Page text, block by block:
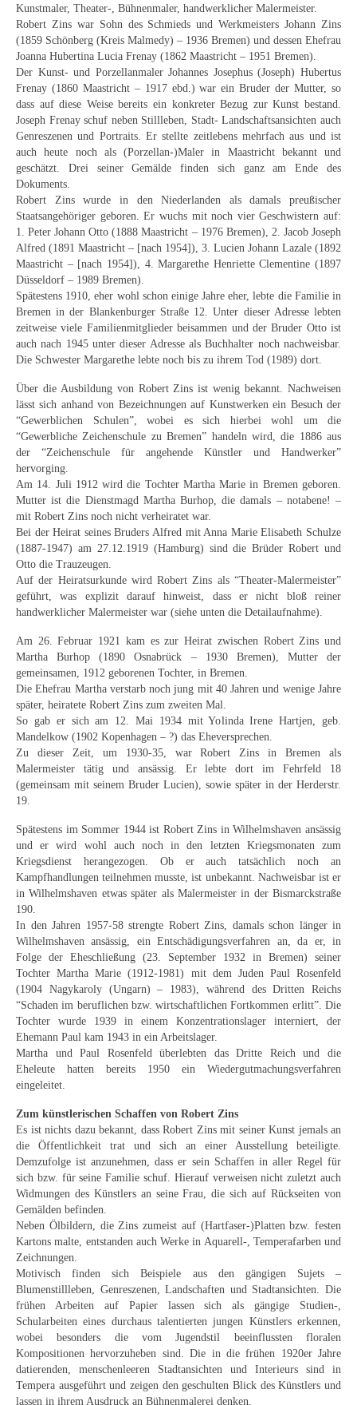
Weitere Künstler nach 1945
Unbekannt
Autographen / Dokumente
Herkunft & Wirkungsstätte
Berliner Künstler
Fränkische Künstler
Hamburger Künstler
Münchner Künstler
Pfälzer Künstler
Schwäbische Künstler
Expressiver Realismus
Motive
Abstraktion
Industrie & Arbeit
Mediterrane Landschaft
Norddeutsche Landschaften
Süddeutsche Landschaft
Selbstbildnisse
Stillleben
Neues
Tägliche Dosis Kunst
Themenflyer
Themenflyer: Buch und Schrift in der Kunst
Themenflyer: Sehnsucht Süden
Themenflyer: Walter Becker
Themenflyer: Richild Holt
Themenflyer: Ernst Geitlinger
Themenflyer: Michel Wagner
Weitere Themenflyer
Buchempfehlungen
Theodor Zeller (1900-1986) Maler und
Visionär
Walter Becker (1893-1984) Malerei und Grafik
Der Maler Richard Sprick (1901-1976)
Suche
Über Uns
Kontakt
Publikationsliste
Über Uns
Kunstmaler, Theater-, Bühnenmaler, handwerklicher Malermeister.
Robert Zins war Sohn des Schmieds und Werkmeisters Johann Zins
(1859 Schönberg (Kreis Malmedy) – 1936 Bremen) und dessen Ehefrau
Joanna Hubertina Lucia Frenay (1862 Maastricht – 1951 Bremen).
Der Kunst- und Porzellanmaler Johannes Josephus (Joseph) Hubertus
Frenay (1860 Maastricht – 1917 ebd.) war ein Bruder der Mutter, so
dass auf diese Weise bereits ein konkreter Bezug zur Kunst bestand.
Joseph Frenay schuf neben Stillleben, Stadt- Landschaftsansichten auch
Genreszenen und Portraits. Er stellte zeitlebens mehrfach aus und ist
auch heute noch als (Porzellan-)Maler in Maastricht bekannt und
geschätzt. Drei seiner Gemälde finden sich ganz am Ende des
Dokuments.
Robert Zins wurde in den Niederlanden als damals preußischer
Staatsangehöriger geboren. Er wuchs mit noch vier Geschwistern auf:
1. Peter Johann Otto (1888 Maastricht – 1976 Bremen), 2. Jacob Joseph
Alfred (1891 Maastricht – [nach 1954]), 3. Lucien Johann Lazale (1892
Maastricht – [nach 1954]), 4. Margarethe Henriette Clementine (1897
Düsseldorf – 1989 Bremen).
Spätestens 1910, eher wohl schon einige Jahre eher, lebte die Familie in
Bremen in der Blankenburger Straße 12. Unter dieser Adresse lebten
zeitweise viele Familienmitglieder beisammen und der Bruder Otto ist
auch nach 1945 unter dieser Adresse als Buchhalter noch nachweisbar.
Die Schwester Margarethe lebte noch bis zu ihrem Tod (1989) dort.
Über die Ausbildung von Robert Zins ist wenig bekannt. Nachweisen
lässt sich anhand von Bezeichnungen auf Kunstwerken ein Besuch der
“Gewerblichen Schulen”, wobei es sich hierbei wohl um die
“Gewerbliche Zeichenschule zu Bremen” handeln wird, die 1886 aus
der “Zeichenschule für angehende Künstler und Handwerker”
hervorging.
Am 14. Juli 1912 wird die Tochter Martha Marie in Bremen geboren.
Mutter ist die Dienstmagd Martha Burhop, die damals – notabene! –
mit Robert Zins noch nicht verheiratet war.
Bei der Heirat seines Bruders Alfred mit Anna Marie Elisabeth Schulze
(1887-1947) am 27.12.1919 (Hamburg) sind die Brüder Robert und
Otto die Trauzeugen.
Auf der Heiratsurkunde wird Robert Zins als “Theater-Malermeister”
geführt, was explizit darauf hinweist, dass er nicht bloß reiner
handwerklicher Malermeister war (siehe unten die Detailaufnahme).
Am 26. Februar 1921 kam es zur Heirat zwischen Robert Zins und
Martha Burhop (1890 Osnabrück – 1930 Bremen), Mutter der
gemeinsamen, 1912 geborenen Tochter, in Bremen.
Die Ehefrau Martha verstarb noch jung mit 40 Jahren und wenige Jahre
später, heiratete Robert Zins zum zweiten Mal.
So gab er sich am 12. Mai 1934 mit Yolinda Irene Hartjen, geb.
Mandelkow (1902 Kopenhagen – ?) das Eheversprechen.
Zu dieser Zeit, um 1930-35, war Robert Zins in Bremen als
Malermeister tätig und ansässig. Er lebte dort im Fehrfeld 18
(gemeinsam mit seinem Bruder Lucien), sowie später in der Herderstr.
19.
Spätestens im Sommer 1944 ist Robert Zins in Wilhelmshaven ansässig
und er wird wohl auch noch in den letzten Kriegsmonaten zum
Kriegsdienst herangezogen. Ob er auch tatsächlich noch an
Kampfhandlungen teilnehmen musste, ist unbekannt. Nachweisbar ist er
in Wilhelmshaven etwas später als Malermeister in der Bismarckstraße
190.
In den Jahren 1957-58 strengte Robert Zins, damals schon länger in
Wilhelmshaven ansässig, ein Entschädigungsverfahren an, da er, in
Folge der Eheschließung (23. September 1932 in Bremen) seiner
Tochter Martha Marie (1912-1981) mit dem Juden Paul Rosenfeld
(1904 Nagykaroly (Ungarn) – 1983), während des Dritten Reichs
“Schaden im beruflichen bzw. wirtschaftlichen Fortkommen erlitt”. Die
Tochter wurde 1939 in einem Konzentrationslager interniert, der
Ehemann Paul kam 1943 in ein Arbeitslager.
Martha und Paul Rosenfeld überlebten das Dritte Reich und die
Eheleute hatten bereits 1950 ein Wiedergutmachungsverfahren
eingeleitet.
Zum künstlerischen Schaffen von Robert Zins
Es ist nichts dazu bekannt, dass Robert Zins mit seiner Kunst jemals an
die Öffentlichkeit trat und sich an einer Ausstellung beteiligte.
Demzufolge ist anzunehmen, dass er sein Schaffen in aller Regel für
sich bzw. für seine Familie schuf. Hierauf verweisen nicht zuletzt auch
Widmungen des Künstlers an seine Frau, die sich auf Rückseiten von
Gemälden befinden.
Neben Ölbildern, die Zins zumeist auf (Hartfaser-)Platten bzw. festen
Kartons malte, entstanden auch Werke in Aquarell-, Temperafarben und
Zeichnungen.
Motivisch finden sich Beispiele aus den gängigen Sujets –
Blumenstillleben, Genreszenen, Landschaften und Stadtansichten. Die
frühen Arbeiten auf Papier lassen sich als gängige Studien-,
Schularbeiten eines durchaus talentierten jungen Künstlers erkennen,
wobei besonders die vom Jugendstil beeinflussten floralen
Kompositionen hervorzuheben sind. Die in die frühen 1920er Jahre
datierenden, menschenleeren Stadtansichten und Interieurs sind in
Tempera ausgeführt und zeigen den geschulten Blick des Künstlers und
lassen in ihrem Ausdruck an Bühnenmalerei denken.